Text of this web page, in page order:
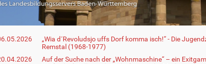
„Wia d´Revoludsjo uffs Dorf komma isch!“ - Die
Remstal (1968-1977)
Auf der Suche nach der „Wohnmaschine“ – ein